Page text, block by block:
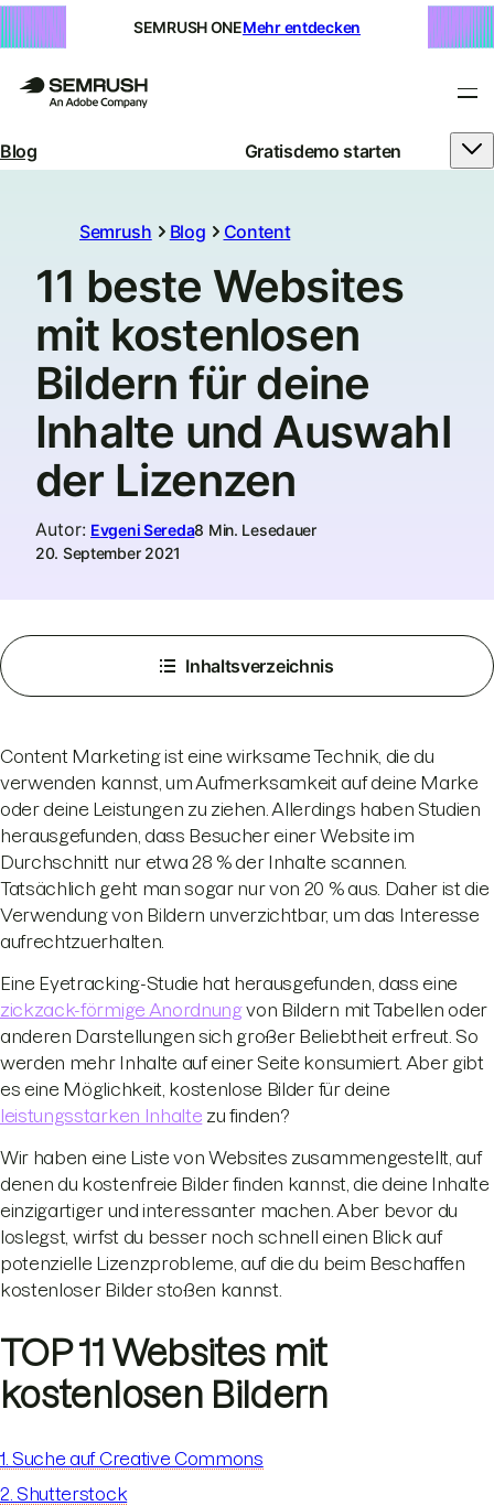
SEMRUSH ONEMehr entdecken
Blog Gratisdemo starten
Semrush Blog Content
11 beste Websites
mit kostenlosen
Bildern für deine
Inhalte und Auswahl
der Lizenzen
Autor: Evgeni Sereda8 Min. Lesedauer
20. September 2021
Inhaltsverzeichnis
Content Marketing ist eine wirksame Technik, die du
verwenden kannst, um Aufmerksamkeit auf deine Marke
oder deine Leistungen zu ziehen. Allerdings haben Studien
herausgefunden, dass Besucher einer Website im
Durchschnitt nur etwa 28 % der Inhalte scannen.
Tatsächlich geht man sogar nur von 20 % aus. Daher ist die
Verwendung von Bildern unverzichtbar, um das Interesse
aufrechtzuerhalten.
Eine Eyetracking-Studie hat herausgefunden, dass eine
zickzack-förmige Anordnungvon Bildern mit Tabellen oder
anderen Darstellungen sich großer Beliebtheit erfreut. So
werden mehr Inhalte auf einer Seite konsumiert. Aber gibt
es eine Möglichkeit, kostenlose Bilder für deine
leistungsstarken Inhalte zu finden?
Wir haben eine Liste von Websites zusammengestellt, auf
denen du kostenfreie Bilder finden kannst, die deine Inhalte
einzigartiger und interessanter machen. Aber bevor du
loslegst, wirfst du besser noch schnell einen Blick auf
potenzielle Lizenzprobleme, auf die du beim Beschaffen
kostenloser Bilder stoßen kannst.
TOP 11 Websites mit
kostenlosen Bildern
1. Suche auf Creative Commons
2. Shutterstock